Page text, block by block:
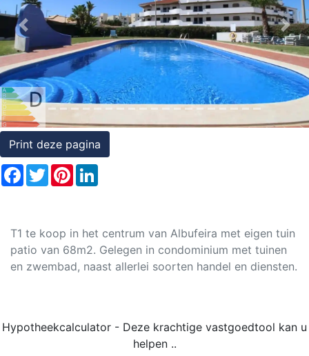
Rechten
op
onroerend
goed
Previous Next
Print deze pagina
Facebook
TwitterPinterest
T1 te koop in het centrum van Albufeira met eigen tuin
patio van 68m2. Gelegen in condominium met tuinen
en zwembad, naast allerlei soorten handel en diensten.
Hypotheekcalculator - Deze krachtige vastgoedtool kan u
helpen ..